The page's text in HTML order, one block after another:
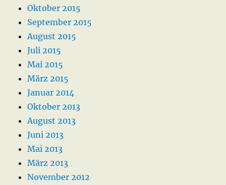
Oktober 2015
September 2015
August 2015
Juli 2015
Mai 2015
März 2015
Januar 2014
Oktober 2013
August 2013
Juni 2013
Mai 2013
März 2013
November 2012